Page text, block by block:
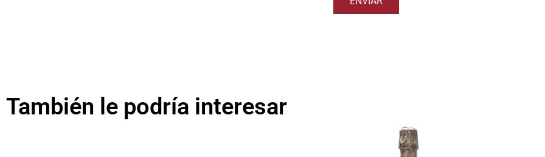
También le podría interesar